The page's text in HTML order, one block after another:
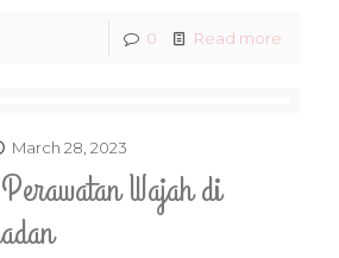
0 Read more
March 28, 2023
Wajah di